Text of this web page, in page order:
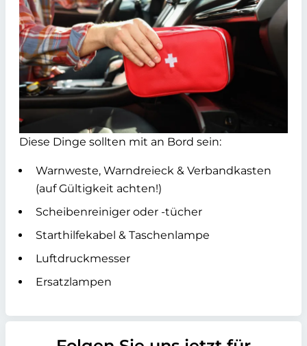
Diese Dinge sollten mit an Bord sein:
Warnweste, Warndreieck & Verbandkasten
(auf Gültigkeit achten!)
Scheibenreiniger oder -tücher
Starthilfekabel & Taschenlampe
Luftdruckmesser
Ersatzlampen